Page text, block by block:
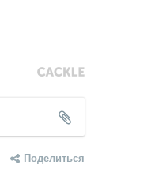
Поделиться